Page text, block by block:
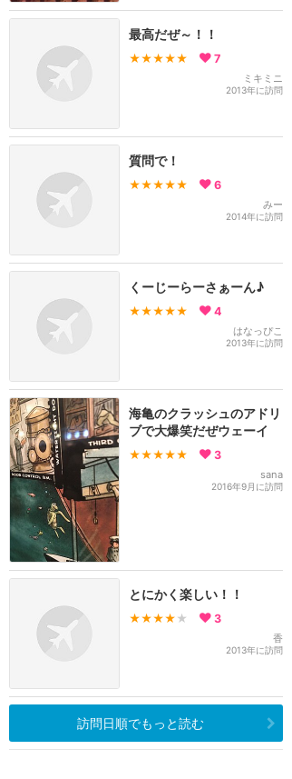
最高だぜ～！！
★★★★★ 7
ミキミニ
2013年に訪問
質問で！
★★★★★ 6
みー
2014年に訪問
くーじーらーさぁーん♪
★★★★★ 4
はなっぴこ
2013年に訪問
海亀のクラッシュのアドリ
ブで大爆笑だぜウェーイ
★★★★★ 3
sana
2016年9月に訪問
とにかく楽しい！！
★★★★ ★ 3
香
2013年に訪問
訪問日順でもっと読む